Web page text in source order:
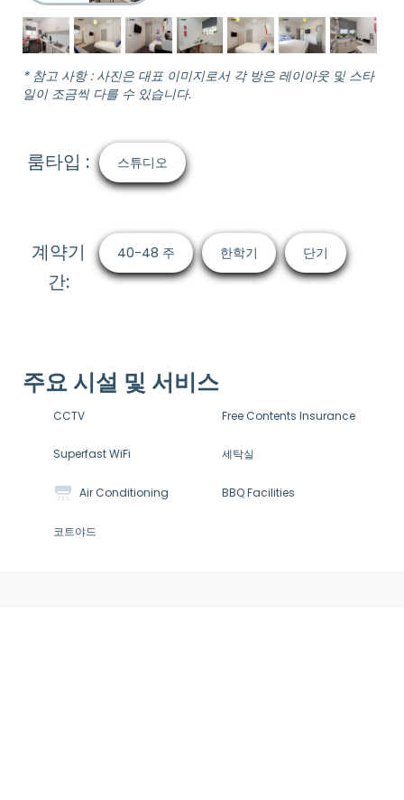
* 참고 사항 : 사진은 대표 이미지로서 각 방은 레이아웃 및 스타
일이 조금씩 다를 수 있습니다.
룸타입 : 스튜디오
계약기
간:
40-48 주 한학기 단기
주요 시설 및 서비스
CCTV Free Contents Insurance
Superfast WiFi 세탁실
Air Conditioning BBQ Facilities
코트야드